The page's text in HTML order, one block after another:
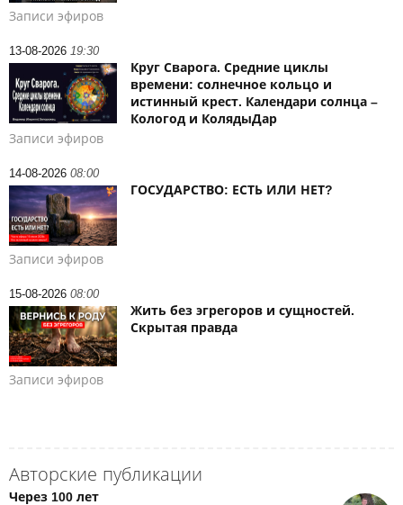
Записи эфиров
13-08-2026 19:30
Круг Сварога. Средние циклы
времени: солнечное кольцо и
истинный крест. Календари солнца –
Кологод и КолядыДар
Записи эфиров
14-08-2026 08:00
ГОСУДАРСТВО: ЕСТЬ ИЛИ НЕТ?
Записи эфиров
15-08-2026 08:00
Жить без эгрегоров и сущностей.
Скрытая правда
Записи эфиров
Авторские публикации
Через 100 лет